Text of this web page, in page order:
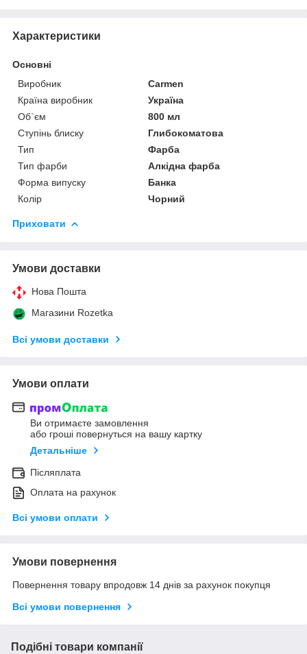
Характеристики
Основні
Виробник
Carmen
Країна виробник
Україна
Об`єм
800 мл
Ступінь блиску
Глибокоматова
Тип
Фарба
Тип фарби
Алкідна фарба
Форма випуску
Банка
Колір
Чорний
Приховати
Умови доставки
Нова Пошта
Магазини Rozetka
Всі умови доставки
Умови оплати
Ви отримаєте замовлення
або гроші повернуться на вашу картку
Детальніше
Післяплата
Оплата на рахунок
Всі умови оплати
Умови повернення
Повернення товару впродовж 14 днів за рахунок покупця
Всі умови повернення
Подібні товари компанії